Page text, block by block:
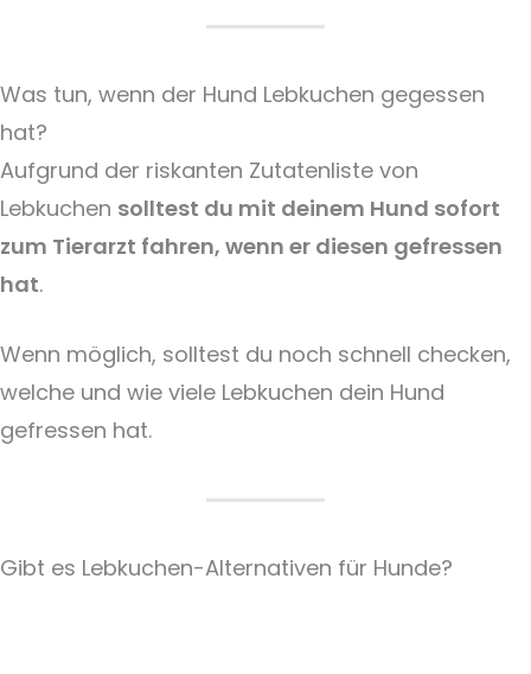
Was tun, wenn der Hund Lebkuchen gegessen
hat?
Aufgrund der riskanten Zutatenliste von
Lebkuchen solltest du mit deinem Hund sofort
zum Tierarzt fahren, wenn er diesen gefressen
hat.
Wenn möglich, solltest du noch schnell checken,
welche und wie viele Lebkuchen dein Hund
gefressen hat.
Gibt es Lebkuchen-Alternativen für Hunde?